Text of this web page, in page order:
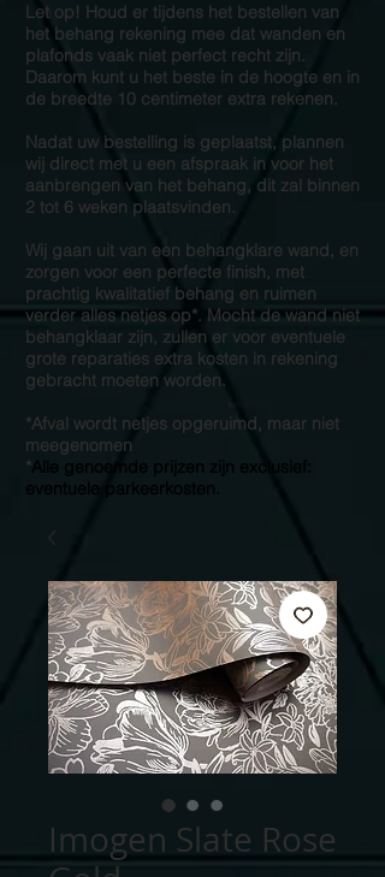
Let op! Houd er tijdens het bestellen van
het behang rekening mee dat wanden en
plafonds vaak niet perfect recht zijn.
Daarom kunt u het beste in de hoogte en in
de breedte 10 centimeter extra rekenen.
Nadat uw bestelling is geplaatst, plannen
wij direct met u een afspraak in voor het
aanbrengen van het behang, dit zal binnen
2 tot 6 weken plaatsvinden.
Wij gaan uit van een behangklare wand, en
zorgen voor een perfecte finish, met
prachtig kwalitatief behang en ruimen
verder alles netjes op*. Mocht de wand niet
behangklaar zijn, zullen er voor eventuele
grote reparaties extra kosten in rekening
gebracht moeten worden.
*Afval wordt netjes opgeruimd, maar niet
meegenomen
* Alle genoemde prijzen zijn exclusief:
Imogen Slate Rose